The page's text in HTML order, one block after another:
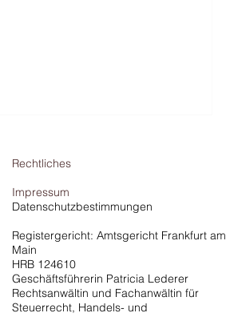
Porsche vs. Finanzamt - Das
Urteil (Auto von der Steuer
absetzen)
Rechtliches
Impressum
Datenschutzbestimmungen
Registergericht: Amtsgericht Frankfurt am
Main
HRB 124610
Geschäftsführerin Patricia Lederer
Rechtsanwältin und Fachanwältin für
Steuerrecht, Handels- und